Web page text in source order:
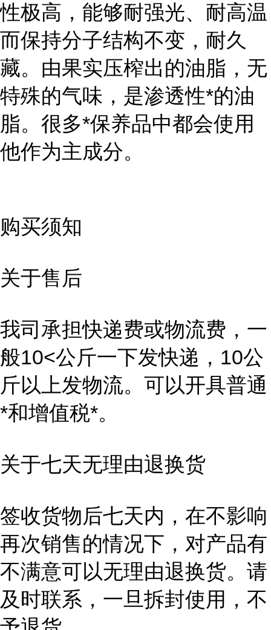
性极高，能够耐强光、耐高温
而保持分子结构不变，耐久
藏。由果实压榨出的油脂，无
特殊的气味，是渗透性*的油
脂。很多*保养品中都会使用
他作为主成分。
购买须知
关于售后
我司承担快递费或物流费，一
般10<公斤一下发快递，10公
斤以上发物流。可以开具普通
*和增值税*。
关于七天无理由退换货
签收货物后七天内，在不影响
再次销售的情况下，对产品有
不满意可以无理由退换货。请
及时联系，一旦拆封使用，不